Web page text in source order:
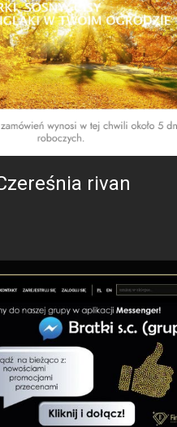
rivan